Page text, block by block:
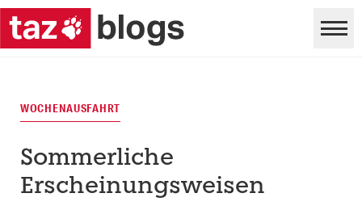
WOCHENAUSFAHRT
Sommerliche
Erscheinungsweisen